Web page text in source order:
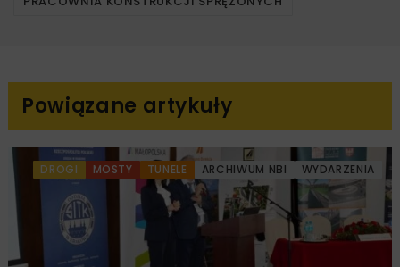
Powiązane artykuły
DROGI MOSTY TUNELE ARCHIWUM NBI WYDARZENIA